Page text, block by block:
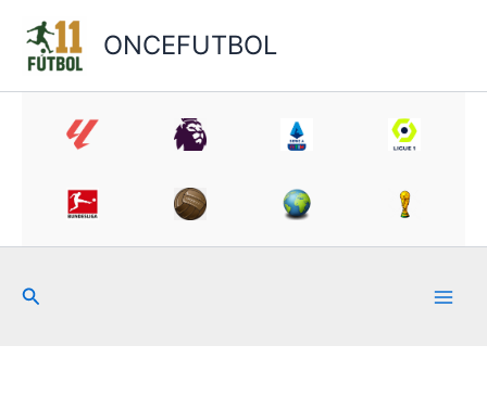
contenido
ONCEFUTBOL
Buscar